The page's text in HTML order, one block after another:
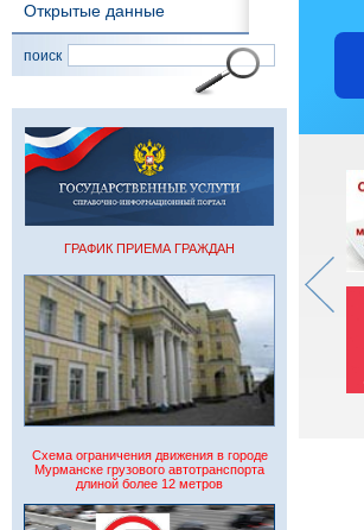
Открытые данные
поиск
ГРАФИК ПРИЕМА ГРАЖДАН
Схема ограничения движения в городе
Мурманске грузового автотранспорта
длиной более 12 метров